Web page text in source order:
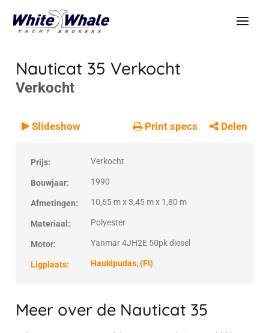
Nauticat 35 Verkocht
Verkocht
VERKOCHT
Verkocht
Slideshow Print specs Delen
Prijs: Verkocht
Bouwjaar: 1990
Afmetingen: 10,65 m x 3,45 m x 1,80 m
Materiaal: Polyester
Motor: Yanmar 4JH2E 50pk diesel
Ligplaats: Haukipudas, (FI)
Meer over de Nauticat 35